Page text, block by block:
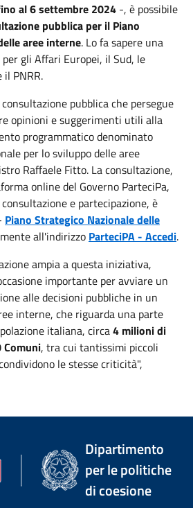
al 6 settembre 2024 -, è possibile
pubblica per il Piano
aree interne. Lo fa sapere una
gli Affari Europei, il Sud, le
il PNRR.
pubblica che persegue
opinioni e suggerimenti utili alla
programmatico denominato
per lo sviluppo delle aree
Raffaele Fitto. La consultazione,
online del Governo ParteciPa,
e partecipazione, è
Piano Strategico Nazionale delle
all'indirizzo ParteciPA - Accedi.
ampia a questa iniziativa,
importante per avviare un
alle decisioni pubbliche in un
interne, che riguarda una parte
italiana, circa4 milioni di
, tra cui tantissimi piccoli
le stesse criticità",
Dipartimento
per le politiche
di coesione